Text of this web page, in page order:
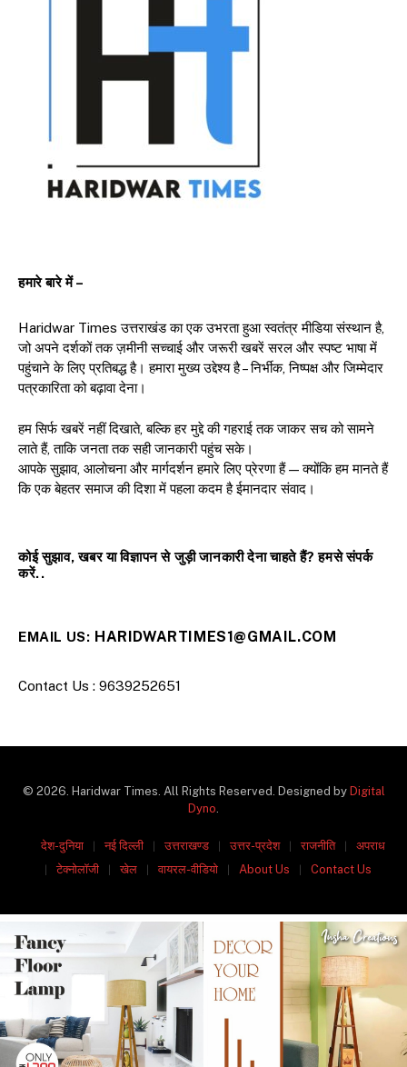
हमारे बारे में –
Haridwar Times उत्तराखंड का एक उभरता हुआ स्वतंत्र मीडिया संस्थान है,
जो अपने दर्शकों तक ज़मीनी सच्चाई और जरूरी खबरें सरल और स्पष्ट भाषा में
पहुंचाने के लिए प्रतिबद्ध है। हमारा मुख्य उद्देश्य है – निर्भीक, निष्पक्ष और जिम्मेदार
पत्रकारिता को बढ़ावा देना।
हम सिर्फ खबरें नहीं दिखाते, बल्कि हर मुद्दे की गहराई तक जाकर सच को सामने
लाते हैं, ताकि जनता तक सही जानकारी पहुंच सके।
आपके सुझाव, आलोचना और मार्गदर्शन हमारे लिए प्रेरणा हैं — क्योंकि हम मानते हैं
कि एक बेहतर समाज की दिशा में पहला कदम है ईमानदार संवाद।
कोई सुझाव, खबर या विज्ञापन से जुड़ी जानकारी देना चाहते हैं? हमसे संपर्क
करें..
EMAIL US: HARIDWARTIMES1@GMAIL.COM
Contact Us : 9639252651
© 2026. Haridwar Times. All Rights Reserved. Designed by Digital
Dyno.
देश-दुनिया नई दिल्ली उत्तराखण्ड उत्तर-प्रदेश राजनीति
अपराध
टेक्नोलॉजी
खेल वायरल-वीडियो About Us Contact Us